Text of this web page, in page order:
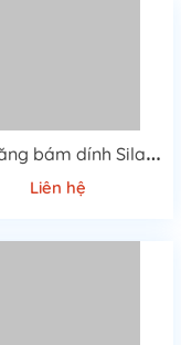
C
hất tăng bám dính Silane KH-570
Liên hệ